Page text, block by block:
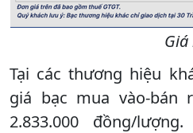
Tại các thương hiệu
giá bạc mua vào-bán
2.833.000 đồng/